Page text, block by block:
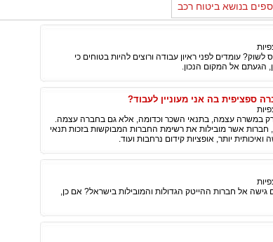
בנושא ביטוח רכב
עומדים לפני ראיון עבודה ורוצים להיות בטוחים כי
הגעתם אל המקום הנכון.
ספציפית בה אני מעוניין לעבוד?
במשרה עצמה, בתנאי השכר וכדומה, אלא גם בחברה עצמה.
חברות אשר מובילות את רשימת החברות המבוקשות בזכות תנאי
יותר, אופציות קידום נרחבות ועוד.
אל חברות ההייטק הגדולות והמובילות בישראל? אם כן,